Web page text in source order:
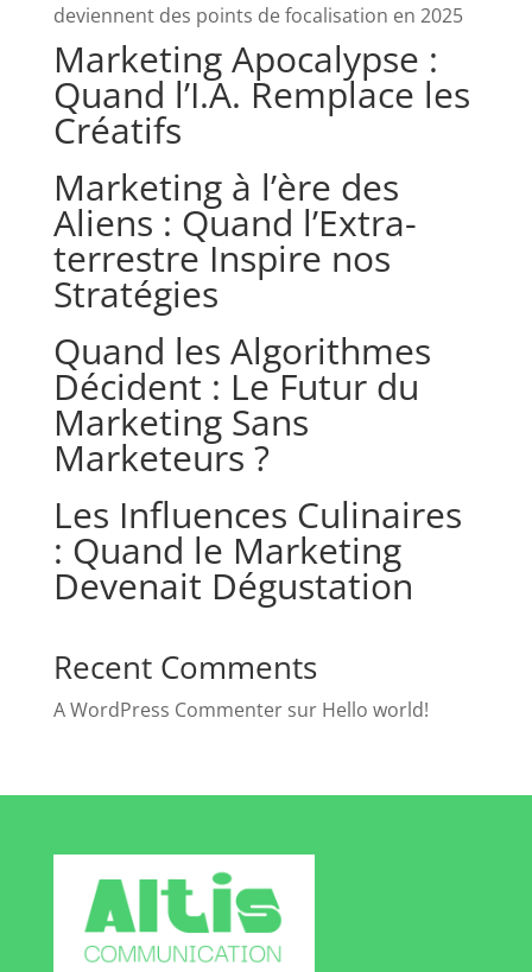
deviennent des points de focalisation en 2025
Marketing Apocalypse :
Quand l’I.A. Remplace les
Créatifs
Marketing à l’ère des
Aliens : Quand l’Extra-
terrestre Inspire nos
Stratégies
Quand les Algorithmes
Décident : Le Futur du
Marketing Sans
Marketeurs ?
Les Influences Culinaires
: Quand le Marketing
Devenait Dégustation
Recent Comments
A WordPress Commentersur Hello world!